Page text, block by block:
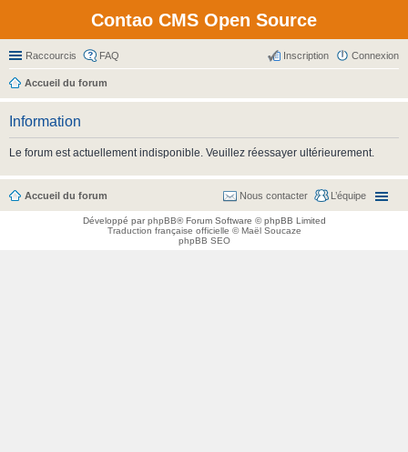
Contao CMS Open Source
Raccourcis FAQ Connexion
Inscription
Accueil du forum
Information
Le forum est actuellement indisponible. Veuillez réessayer ultérieurement.
Accueil du forum L’équipe
Nous contacter
Développé parphpBB® Forum Software © phpBB Limited
Traduction française officielle ©Maël Soucaze
phpBB SEO